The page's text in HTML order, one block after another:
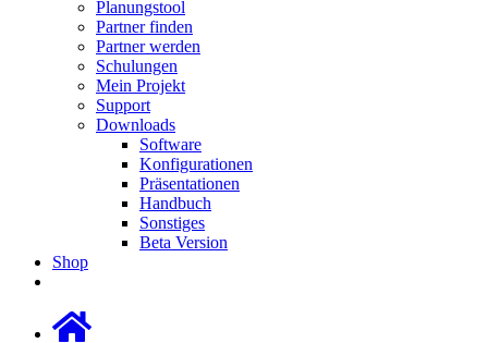
Planungstool
Partner finden
Partner werden
Schulungen
Mein Projekt
Support
Downloads
Software
Konfigurationen
Präsentationen
Handbuch
Sonstiges
Beta Version
Shop